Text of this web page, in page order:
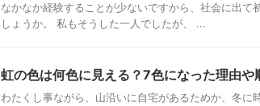
なかなか経験することが少ないですから、社会に出て
しょうか。 私もそうした一人でしたが、 ...
虹の色は何色に見える？7色になった理由や
わたくし事ながら、山沿いに自宅があるためか、冬に